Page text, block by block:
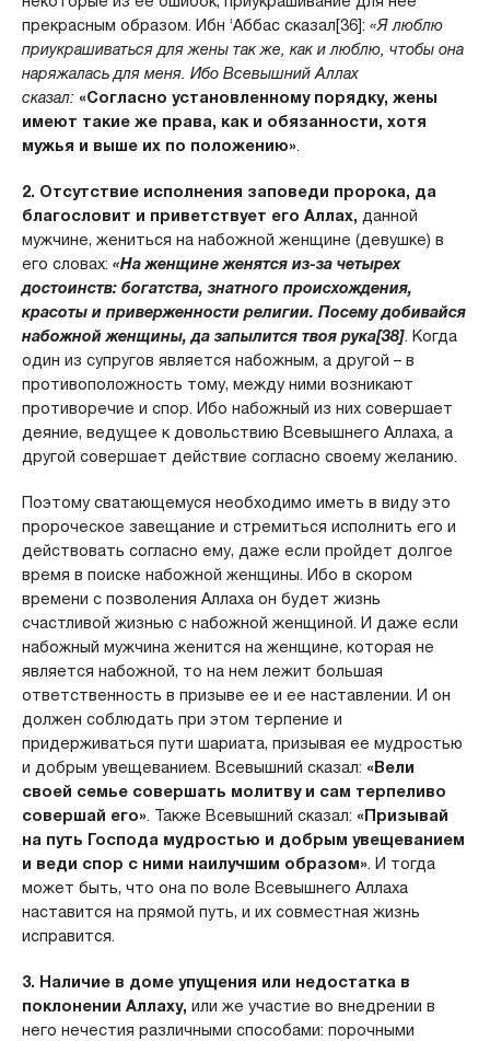
прекрасным образом. Ибн ‘Аббас сказал[36]: «Я люблю
приукрашиваться для жены так же, как и люблю, чтобы она
наряжалась для меня. Ибо Всевышний Аллах
сказал: «Согласно установленному порядку, жены
имеют такие же права, как и обязанности, хотя
мужья и выше их по положению».
2. Отсутствие исполнения заповеди пророка, да
благословит и приветствует его Аллах, данной
мужчине, жениться на набожной женщине (девушке) в
его словах: «На женщине женятся из-за четырех
достоинств: богатства, знатного происхождения,
красоты и приверженности религии. Посему добивайся
набожной женщины, да запылится твоя рука[38]. Когда
один из супругов является набожным, а другой – в
противоположность тому, между ними возникают
противоречие и спор. Ибо набожный из них совершает
деяние, ведущее к довольствию Всевышнего Аллаха, а
другой совершает действие согласно своему желанию.
Поэтому сватающемуся необходимо иметь в виду это
пророческое завещание и стремиться исполнить его и
действовать согласно ему, даже если пройдет долгое
время в поиске набожной женщины. Ибо в скором
времени с позволения Аллаха он будет жизнь
счастливой жизнью с набожной женщиной. И даже если
набожный мужчина женится на женщине, которая не
является набожной, то на нем лежит большая
ответственность в призыве ее и ее наставлении. И он
должен соблюдать при этом терпение и
придерживаться пути шариата, призывая ее мудростью
и добрым увещеванием. Всевышний сказал: «Вели
своей семье совершать молитву и сам терпеливо
совершай его». Также Всевышний сказал: «Призывай
на путь Господа мудростью и добрым увещеванием
и веди спор с ними наилучшим образом». И тогда
может быть, что она по воле Всевышнего Аллаха
наставится на прямой путь, и их совместная жизнь
исправится.
3. Наличие в доме упущения или недостатка в
поклонении Аллаху, или же участие во внедрении в
него нечестия различными способами: порочными